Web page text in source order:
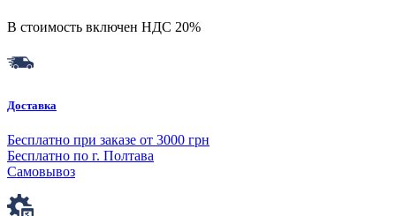
В стоимость включен НДС 20%
Доставка
Бесплатно при заказе от 3000 грн
Бесплатно по г. Полтава
Самовывоз